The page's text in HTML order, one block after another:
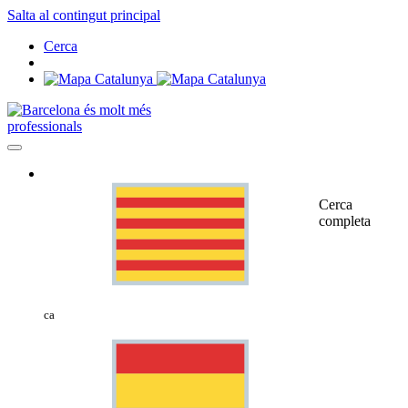
Salta al contingut principal
Cerca
professionals
ca
Cerca
completa